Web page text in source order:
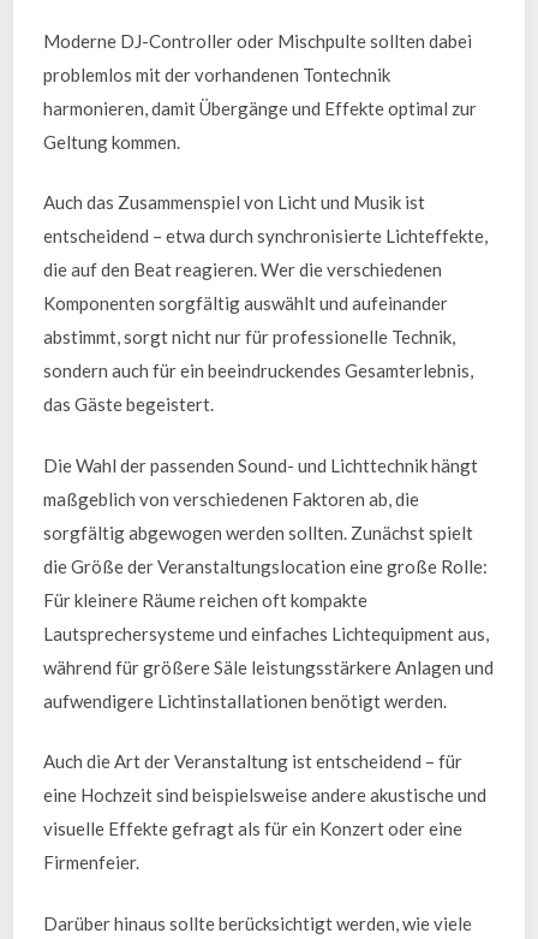
Moderne DJ-Controller oder Mischpulte sollten dabei
problemlos mit der vorhandenen Tontechnik
harmonieren, damit Übergänge und Effekte optimal zur
Geltung kommen.
Auch das Zusammenspiel von Licht und Musik ist
entscheidend – etwa durch synchronisierte Lichteffekte,
die auf den Beat reagieren. Wer die verschiedenen
Komponenten sorgfältig auswählt und aufeinander
abstimmt, sorgt nicht nur für professionelle Technik,
sondern auch für ein beeindruckendes Gesamterlebnis,
das Gäste begeistert.
Die Wahl der passenden Sound- und Lichttechnik hängt
maßgeblich von verschiedenen Faktoren ab, die
sorgfältig abgewogen werden sollten. Zunächst spielt
die Größe der Veranstaltungslocation eine große Rolle:
Für kleinere Räume reichen oft kompakte
Lautsprechersysteme und einfaches Lichtequipment aus,
während für größere Säle leistungsstärkere Anlagen und
aufwendigere Lichtinstallationen benötigt werden.
Auch die Art der Veranstaltung ist entscheidend – für
eine Hochzeit sind beispielsweise andere akustische und
visuelle Effekte gefragt als für ein Konzert oder eine
Firmenfeier.
Darüber hinaus sollte berücksichtigt werden, wie viele